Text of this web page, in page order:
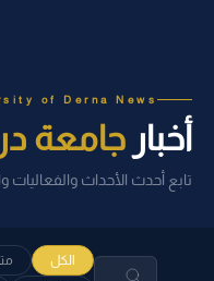
of Derna News
أخبار جامعة
تابع أحدث الأحداث والفعاليات
الكل